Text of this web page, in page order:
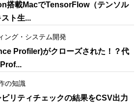
搭載MacでTensorFlow（テンソル
ト生...
ング・システム開発
Profiler)がクローズされた！？代
の知識
リティチェックの結果をCSV出力